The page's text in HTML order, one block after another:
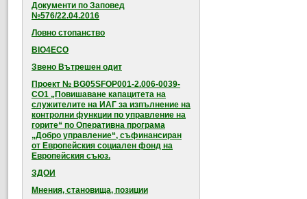
Документи по Заповед
№576/22.04.2016
Ловно стопанство
BIO4ECO
Звено Вътрешен одит
Проект № BG05SFOP001-2.006-0039-
CO1 „Повишаване капацитета на
служителите на ИАГ за изпълнение на
контролни функции по управление на
горите“ по Оперативна програма
„Добро управление“, съфинансиран
от Европейския социален фонд на
Европейския съюз.
ЗДОИ
Мнения, становища, позиции